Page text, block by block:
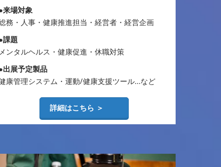
来場対象
務・人事・健康推進担当・経営者・経営企画
課題
ンタルヘルス・健康促進・休職対策
出展予定製品
康管理システム・運動/健康支援ツール...など
詳細はこちら ＞